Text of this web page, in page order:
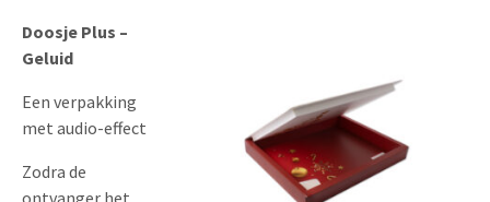
Doosje Plus –
Geluid
Een verpakking
met audio-effect
Zodra de